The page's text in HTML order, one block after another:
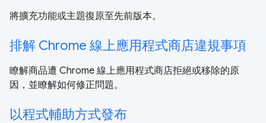
將擴充功能或主題復原至先前版本。
排解 Chrome 線上應用程式商店違規事項
瞭解商品遭 Chrome 線上應用程式商店拒絕或移除的原
因，並瞭解如何修正問題。
以程式輔助方式發布